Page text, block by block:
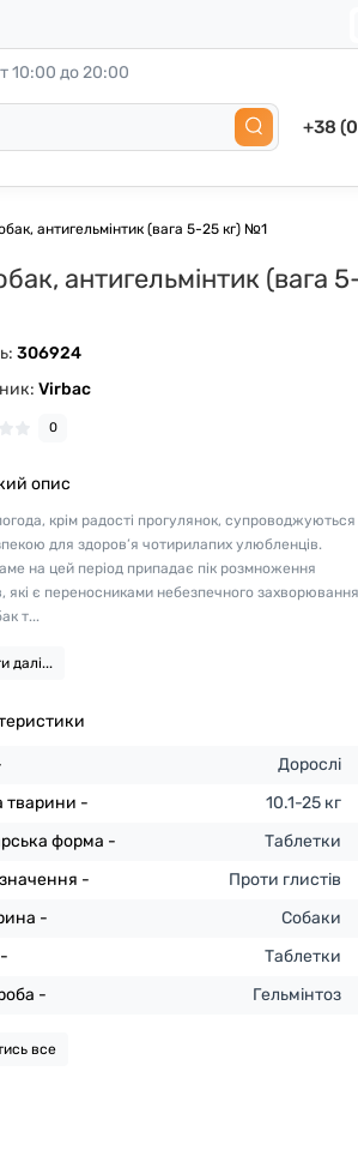
10:00 до 20:00
+38
антигельмінтик (вага 5-25 кг) №1
антигельмінтик (вага
306924
Virbac
0
опис
крім радості прогулянок, супроводжуються
для здоров’я чотирилапих улюбленців.
на цей період припадає пік розмноження
які є переносниками небезпечного захворювання
т...
далі...
Дорослі
тварини -
10.1-25 кг
форма -
Таблетки
-
Проти глистів
-
Собаки
Таблетки
-
Гельмінтоз
все